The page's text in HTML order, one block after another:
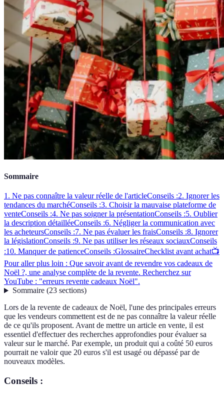
Sommaire
1. Ne pas connaître la valeur réelle de l'articleConseils :2. Ignorer les
tendances du marchéConseils :3. Choisir la mauvaise plateforme de
venteConseils :4. Ne pas soigner la présentationConseils :5. Oublier
la description détailléeConseils :6. Négliger la communication avec
les acheteursConseils :7. Ne pas évaluer les fraisConseils :8. Ignorer
la législationConseils :9. Ne pas utiliser les réseaux sociauxConseils
:10. Manquer de patienceConseils :GlossaireChecklist avant achat📺
Pour aller plus loin : Que savoir avant de revendre vos cadeaux de
Noël ?, une analyse complète de la revente. Recherchez sur
YouTube : "erreurs revente cadeaux Noël".
Sommaire(23 sections)
Lors de la revente de cadeaux de Noël, l'une des principales erreurs
que les vendeurs commettent est de ne pas connaître la valeur réelle
de ce qu'ils proposent. Avant de mettre un article en vente, il est
essentiel d'effectuer des recherches approfondies pour évaluer sa
valeur sur le marché. Par exemple, un produit qui a coûté 50 euros
pourrait ne valoir que 20 euros s'il est usagé ou dépassé par de
nouveaux modèles.
Conseils :